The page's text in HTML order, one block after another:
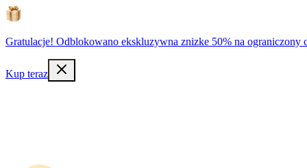
Gratulacje! Odblokowano ekskluzywna znizke 50% na ograniczony
Kup teraz